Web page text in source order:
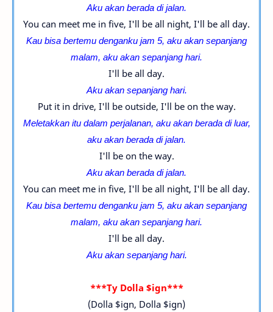
Aku akan berada di jalan.
You can meet me in five, I'll be all night, I'll be all day.
Kau bisa bertemu denganku jam 5, aku akan sepanjang
malam, aku akan sepanjang hari.
I'll be all day.
Aku akan sepanjang hari.
Put it in drive, I'll be outside, I'll be on the way.
Meletakkan itu dalam perjalanan, aku akan berada di luar,
aku akan berada di jalan.
I'll be on the way.
Aku akan berada di jalan.
You can meet me in five, I'll be all night, I'll be all day.
Kau bisa bertemu denganku jam 5, aku akan sepanjang
malam, aku akan sepanjang hari.
I'll be all day.
Aku akan sepanjang hari.
***Ty Dolla $ign***
(Dolla $ign, Dolla $ign)